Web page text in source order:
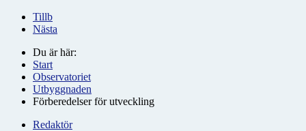
Tillb
Nästa
Du är här:
Start
Observatoriet
Utbyggnaden
Förberedelser för utveckling
Redaktör